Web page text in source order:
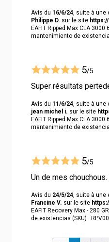
Avis du 16/6/24 , suite à
Philippe D. sur le site
EAFIT Ripped Max CLA
mantenimiento de
5/5
Super résultats
Avis du 11/6/24 , suite à
jean michel i. sur le site
EAFIT Ripped Max CLA
mantenimiento de
5/5
Un de mes
Avis du 24/5/24 , suite à
Francine V. sur le site
EAFIT Recovery Max - 280
de existencias (SKU) :